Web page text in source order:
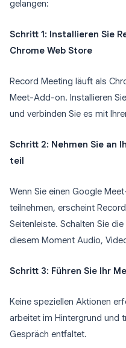
gelangen:
Schritt 1: Installieren Sie
Chrome Web Store
Record Meeting läuft als
Meet-Add-on. Installieren
und verbinden Sie es mit
Schritt 2: Nehmen Sie an
teil
Wenn Sie einen Google
teilnehmen, erscheint
Seitenleiste. Schalten Sie
diesem Moment Audio,
Schritt 3: Führen Sie Ihr
Keine speziellen Aktionen
arbeitet im Hintergrund und
Gespräch entfaltet.